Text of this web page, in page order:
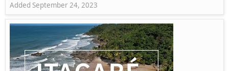
Added September 24, 2023